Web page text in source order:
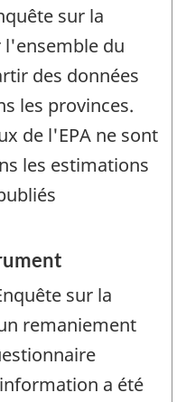
sur la
du
des données
les provinces.
de l'EPA ne sont
les estimations
sur la
remaniement
a été